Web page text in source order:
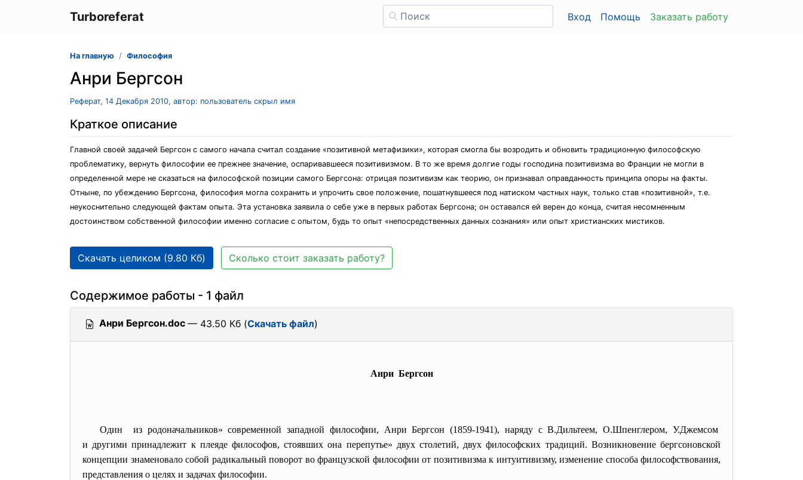
Turboreferat Вход Помощь Заказать работу
На главную Философия
Анри Бергсон
Реферат, 14 Декабря 2010, автор: пользователь скрыл имя
Краткое описание
Главной своей задачей Бергсон с самого начала считал создание «позитивной метафизики», которая смогла бы возродить и обновить традиционную философскую
проблематику, вернуть философии ее прежнее значение, оспаривавшееся позитивизмом. В то же время долгие годы господина позитивизма во Франции не могли в
определенной мере не сказаться на философской позиции самого Бергсона: отрицая позитивизм как теорию, он признавал оправданность принципа опоры на факты.
Отныне, по убеждению Бергсона, философия могла сохранить и упрочить свое положение, пошатнувшееся под натиском частных наук, только став «позитивной», т.е.
неукоснительно следующей фактам опыта. Эта установка заявила о себе уже в первых работах Бергсона; он оставался ей верен до конца, считая несомненным
достоинством собственной философии именно согласие с опытом, будь то опыт «непосредственных данных сознания» или опыт христианских мистиков.
Скачать целиком (9.80 Кб) Сколько стоит заказать работу?
Содержимое работы - 1 файл
Анри Бергсон.doc — 43.50 Кб (Скачать файл)
Анри Бергсон
Один из родоначальников» современной западной философии, Анри Бергсон (1859-1941), наряду с В.Дильтеем, О.Шпенглером, У.Джемсом
и другими принадлежит к плеяде философов, стоявших она перепутье» двух столетий, двух философских традиций. Возникновение бергсоновской
концепции знаменовало собой радикальный поворот во французской философии от позитивизма к интуитивизму, изменение способа философствования,
представления о целях и задачах философии.